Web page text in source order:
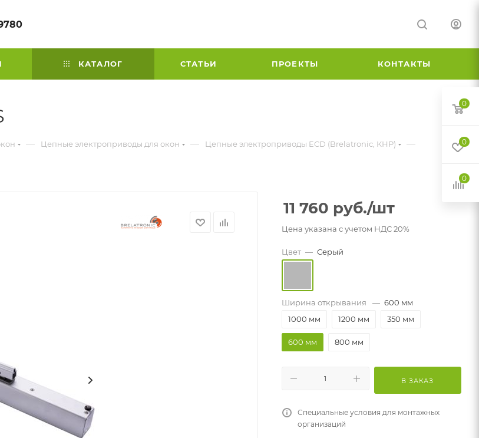
КАТАЛОГ СТАТЬИ ПРОЕКТЫ КОНТАКТЫ
— Цепные электроприводы для окон — Цепные электроприводы ECD (Brelatronic, КНР) —
11 760 руб./шт
Цена указана с учетом НДС 20%
Цвет — Серый
Ширина открывания — 600 мм
1000 мм
1200 мм 350 мм
600 мм 800 мм
В ЗАКАЗ
Специальные условия для монтажных
организаций
0
0
0